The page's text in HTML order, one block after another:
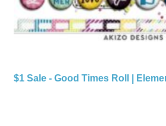
$1 Sale - Good Times Roll |